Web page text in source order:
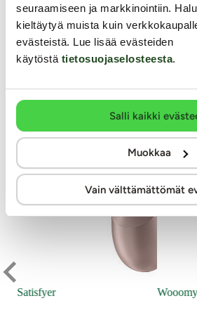
seuraamiseen ja markkinointiin.
kieltäytyä muista kuin
evästeistä. Lue lisää evästeiden
käytöstä tietosuojaselosteesta.
Salli kaikki
Muokkaa
Vain välttämättömät
Muut asiakkaat
KESTOETUTUOTE
Satisfyer Wooomy